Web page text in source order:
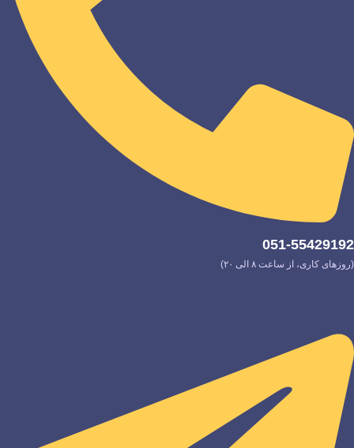
051-55429192
(روزهای کاری، از ساعت ۸ الی ۲۰)